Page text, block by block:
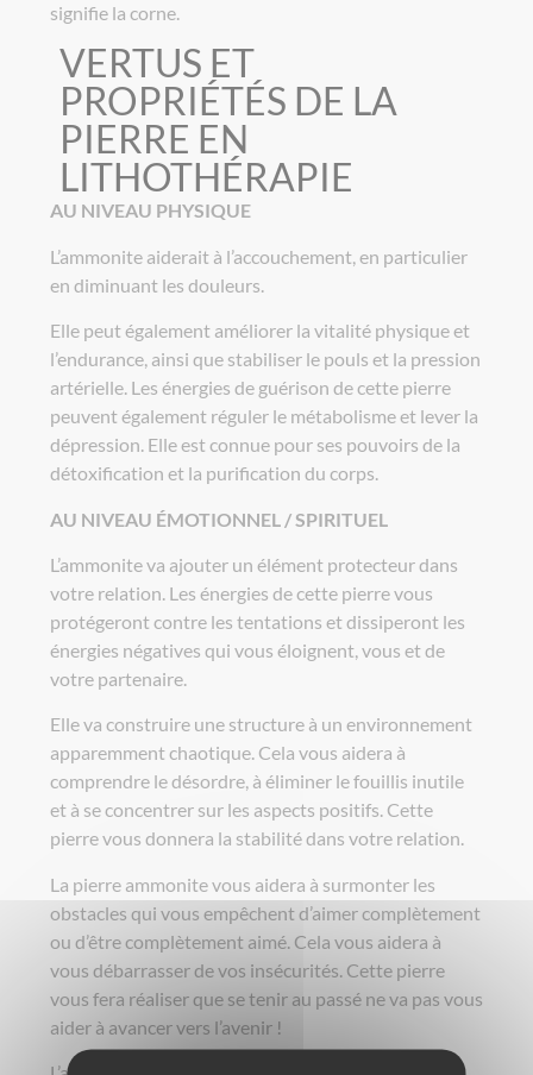
signifie la corne.
VERTUS ET
PROPRIÉTÉS DE LA
PIERRE EN
LITHOTHÉRAPIE
AU NIVEAU PHYSIQUE
L’ammonite aiderait à l’accouchement, en particulier
en diminuant les douleurs.
Elle peut également améliorer la vitalité physique et
l’endurance, ainsi que stabiliser le pouls et la pression
artérielle. Les énergies de guérison de cette pierre
peuvent également réguler le métabolisme et lever la
dépression. Elle est connue pour ses pouvoirs de la
détoxification et la purification du corps.
AU NIVEAU ÉMOTIONNEL / SPIRITUEL
L’ammonite va ajouter un élément protecteur dans
votre relation. Les énergies de cette pierre vous
protégeront contre les tentations et dissiperont les
énergies négatives qui vous éloignent, vous et de
votre partenaire.
Elle va construire une structure à un environnement
apparemment chaotique. Cela vous aidera à
comprendre le désordre, à éliminer le fouillis inutile
et à se concentrer sur les aspects positifs. Cette
pierre vous donnera la stabilité dans votre relation.
La pierre ammonite vous aidera à surmonter les
obstacles qui vous empêchent d’aimer complètement
ou d’être complètement aimé. Cela vous aidera à
vous débarrasser de vos insécurités. Cette pierre
vous fera réaliser que se tenir au passé ne va pas vous
aider à avancer vers l’avenir !